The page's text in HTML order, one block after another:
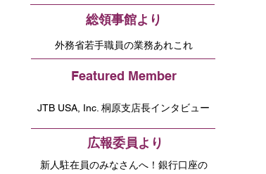
Featured Member
JTB USA, Inc. 桐原支店長インタビュー
広報委員より
新人駐在員のみなさんへ！銀行口座の
総領事館より
外務省若手職員の業務あれこれ